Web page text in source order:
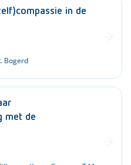
in de
Bogerd
met de